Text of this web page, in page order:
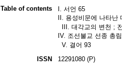
Table of contents
I. 서언 65
II. 용성비문에 나타난
III. 대각교의 변천 ;
IV. 조선불교 선종 총
V. 결어 93
ISSN
12291080 (P)